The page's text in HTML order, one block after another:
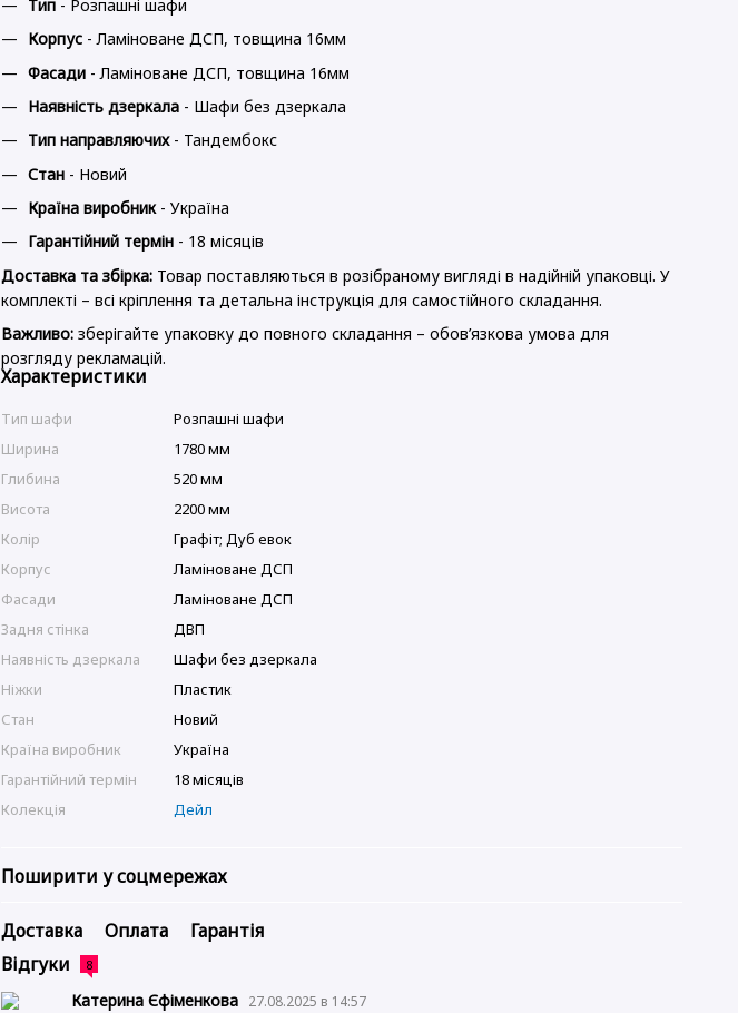
Тип - Розпашні шафи
Корпус - Ламіноване ДСП, товщина 16мм
Фасади - Ламіноване ДСП, товщина 16мм
Наявність дзеркала - Шафи без дзеркала
Тип направляючих - Тандембокс
Стан - Новий
Країна виробник- Україна
Гарантійний термін - 18 місяців
Доставка та збірка: Товар поставляються в розібраному вигляді в надійній упаковці. У
комплекті – всі кріплення та детальна інструкція для самостійного складання.
Важливо: зберігайте упаковку до повного складання – обов’язкова умова для
розгляду рекламацій.
Характеристики
Тип шафи
Розпашні шафи
Ширина
1780 мм
Глибина
520 мм
Висота
2200 мм
Колір
Графіт; Дуб евок
Корпус
Ламіноване ДСП
Фасади
Ламіноване ДСП
Задня стінка
ДВП
Наявність дзеркала
Шафи без дзеркала
Ніжки
Пластик
Стан
Новий
Країна виробник
Україна
Гарантійний термін
18 місяців
Колекція
Дейл
Поширити у соцмережах
Доставка Оплата
Гарантія
Відгуки
8
Катерина Єфіменкова 27.08.2025 в 14:57